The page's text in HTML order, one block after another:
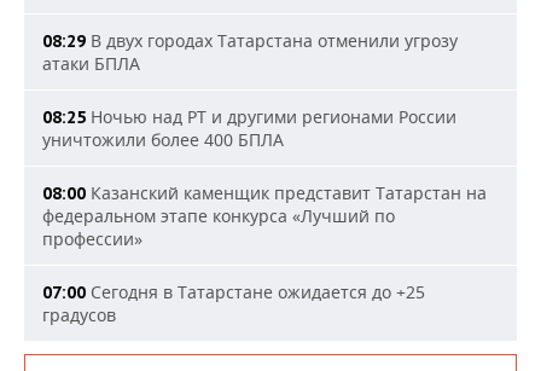
08:29 В двух городах Татарстана отменили угрозу
атаки БПЛА
08:25 Ночью над РТ и другими регионами России
уничтожили более 400 БПЛА
08:00 Казанский каменщик представит Татарстан на
федеральном этапе конкурса «Лучший по
профессии»
07:00 Сегодня в Татарстане ожидается до +25
градусов